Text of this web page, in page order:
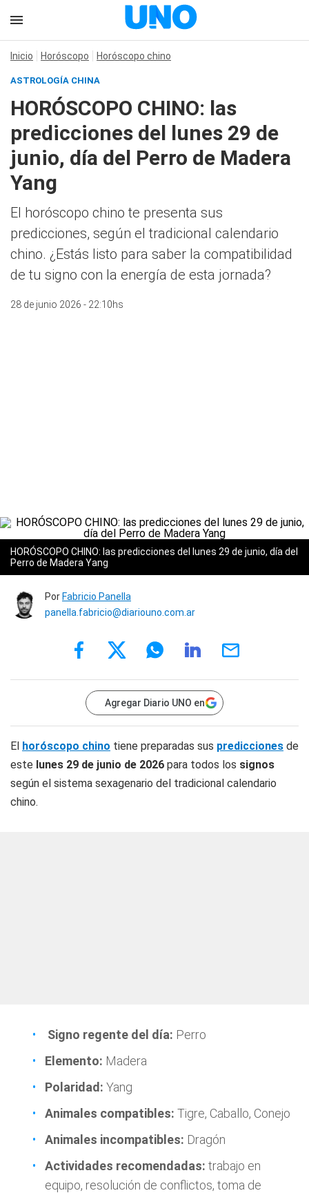
Inicio Horóscopo Horóscopo chino
ASTROLOGÍA CHINA
HORÓSCOPO CHINO: las
predicciones del lunes 29 de
junio, día del Perro de Madera
Yang
El horóscopo chino te presenta sus
predicciones, según el tradicional calendario
chino. ¿Estás listo para saber la compatibilidad
de tu signo con la energía de esta jornada?
28 de junio 2026 - 22:10hs
HORÓSCOPO CHINO: las predicciones del lunes 29 de junio, día del
Perro de Madera Yang
Por Fabricio Panella
panella.fabricio@diariouno.com.ar
Agregar Diario UNO en
El horóscopo chino tiene preparadas sus predicciones de
este lunes 29 de junio de 2026 para todos los signos
según el sistema sexagenario del tradicional calendario
chino.
Signo regente del día: Perro
Elemento: Madera
Polaridad: Yang
Animales compatibles: Tigre, Caballo, Conejo
Animales incompatibles: Dragón
Actividades recomendadas: trabajo en
equipo, resolución de conflictos, toma de